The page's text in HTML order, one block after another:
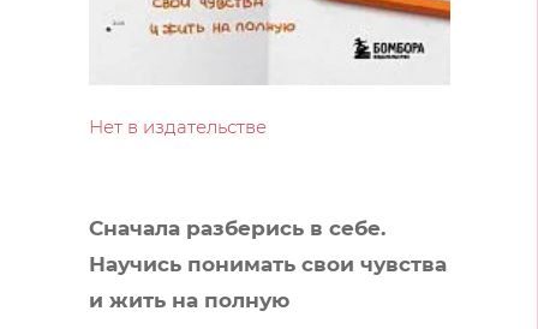
Нет в издательстве
Сначала разберись в себе.
Научись понимать свои чувства
и жить на полную